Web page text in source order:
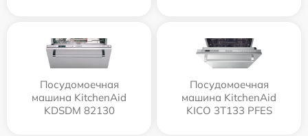
Посудомоечная
машина KitchenAid
KDSDM 82130
Посудомоечная
машина KitchenAid
KICO 3T133 PFES